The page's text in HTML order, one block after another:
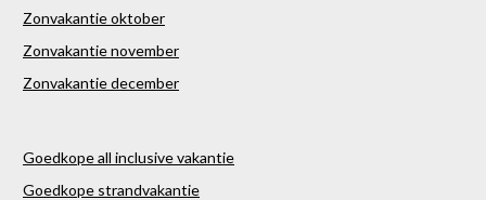
Zonvakantie oktober
Zonvakantie november
Zonvakantie december
Goedkope all inclusive vakantie
Goedkope strandvakantie